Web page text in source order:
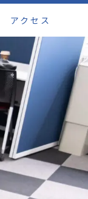
アクセス